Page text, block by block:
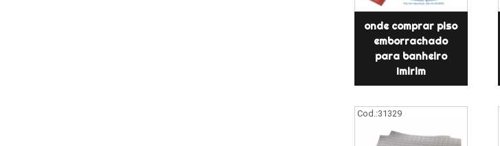
onde comprar piso
emborrachado
para banheiro
Imirim
Cod.:31329